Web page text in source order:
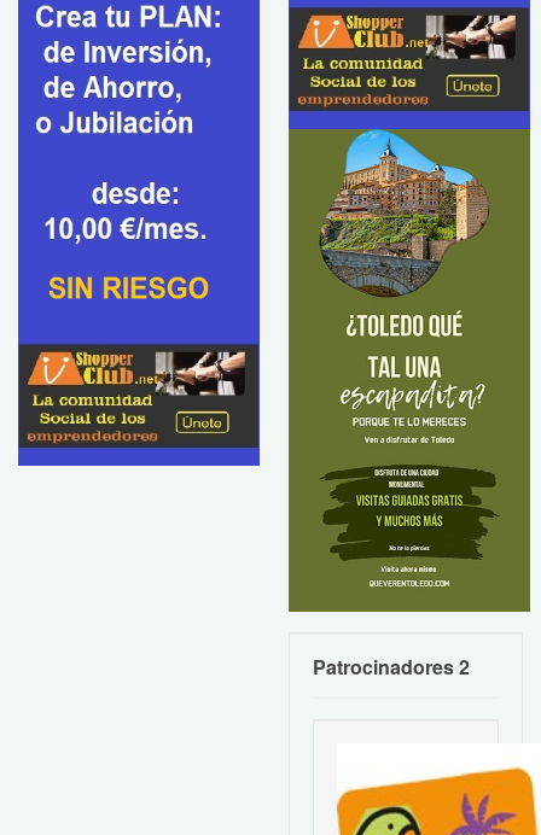
Patrocinadores 2